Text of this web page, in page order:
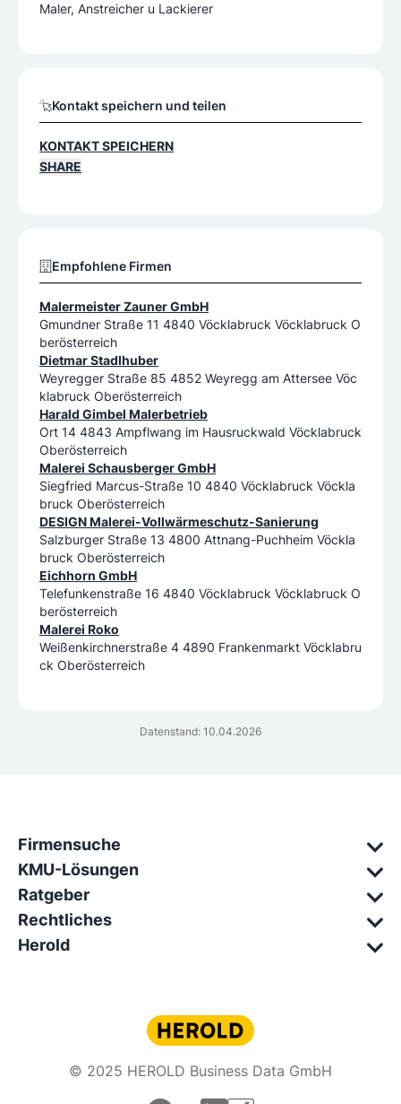
Datenstand: 10.04.2026
Maler, Anstreicher u Lackierer
Kontakt speichern und teilen
KONTAKT SPEICHERN
SHARE
Empfohlene Firmen
Malermeister Zauner GmbH
Gmundner Straße 11 4840 Vöcklabruck Vöcklabruck O
berösterreich
Dietmar Stadlhuber
Weyregger Straße 85 4852 Weyregg am Attersee Vöc
klabruck Oberösterreich
Harald Gimbel Malerbetrieb
Ort 14 4843 Ampflwang im Hausruckwald Vöcklabruck
Oberösterreich
Malerei Schausberger GmbH
Siegfried Marcus-Straße 10 4840 Vöcklabruck Vöckla
bruck Oberösterreich
DESIGN Malerei-Vollwärmeschutz-Sanierung
Salzburger Straße 13 4800 Attnang-Puchheim Vöckla
bruck Oberösterreich
Eichhorn GmbH
Telefunkenstraße 16 4840 Vöcklabruck Vöcklabruck O
berösterreich
Malerei Roko
Weißenkirchnerstraße 4 4890 Frankenmarkt Vöcklabru
ck Oberösterreich
Firmensuche
KMU-Lösungen
Ratgeber
Rechtliches
Herold
© 2025 HEROLD Business Data GmbH